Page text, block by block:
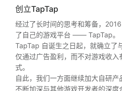
创立TapTap
经过了长时间的思考和筹备，
了自己的游戏平台 —— TapTap。
TapTap 自诞生之日起，就确立了
仅通过广告盈利，而不对游戏收
式。
自此，我们一方面继续加大自研
不断加深与其他游戏开发者的深